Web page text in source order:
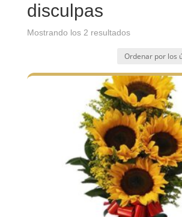
disculpas
Mostrando los 2 resultadosOrdenado
los
últimos